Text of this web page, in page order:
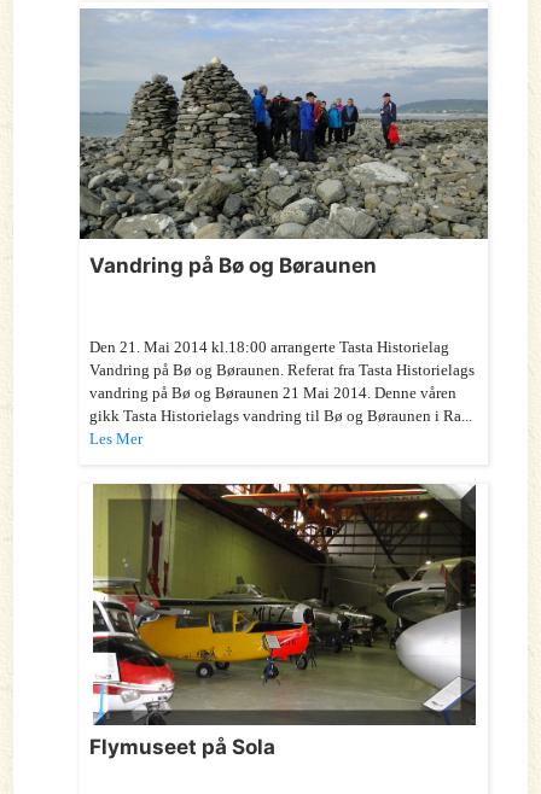
Vandring på Bø og Børaunen
Den 21. Mai 2014 kl.18:00 arrangerte Tasta Historielag
Vandring på Bø og Børaunen. Referat fra Tasta Historielags
vandring på Bø og Børaunen 21 Mai 2014. Denne våren
gikk Tasta Historielags vandring til Bø og Børaunen i Ra...
Les Mer
Flymuseet på Sola